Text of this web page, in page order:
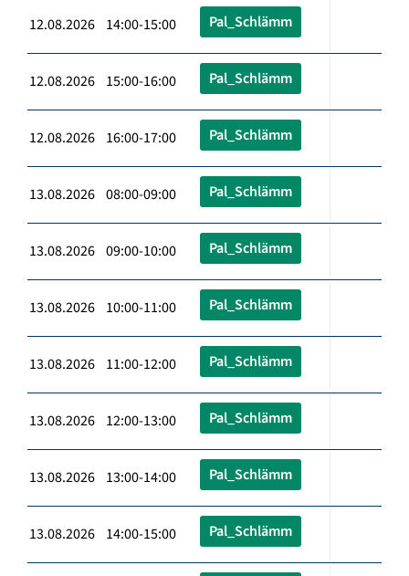
12.08.2026 14:00-15:00 Pal_Schlämm
12.08.2026 15:00-16:00 Pal_Schlämm
12.08.2026 16:00-17:00 Pal_Schlämm
13.08.2026 08:00-09:00 Pal_Schlämm
13.08.2026 09:00-10:00 Pal_Schlämm
13.08.2026 10:00-11:00 Pal_Schlämm
13.08.2026 11:00-12:00 Pal_Schlämm
13.08.2026 12:00-13:00 Pal_Schlämm
13.08.2026 13:00-14:00 Pal_Schlämm
13.08.2026 14:00-15:00 Pal_Schlämm